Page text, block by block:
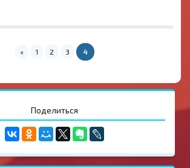
« 1 2 3 4
Поделиться